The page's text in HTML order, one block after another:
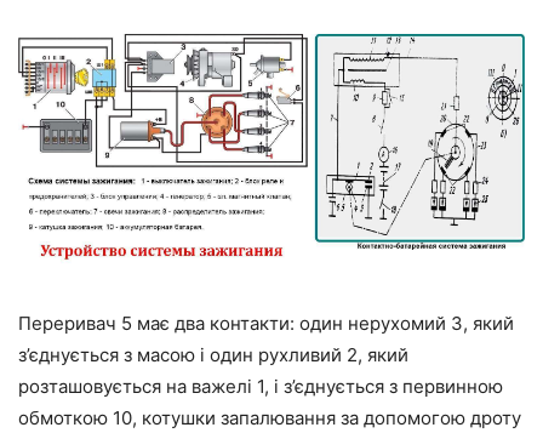
Переривач 5 має два контакти: один нерухомий 3, який
з’єднується з масою і один рухливий 2, який
розташовується на важелі 1, і з’єднується з первинною
обмоткою 10, котушки запалювання за допомогою дроту